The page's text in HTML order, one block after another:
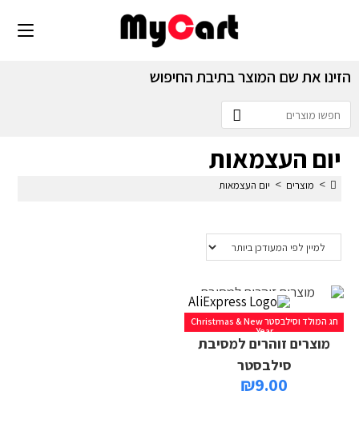
הזינו את שם המוצר בתיבת החיפוש
יום העצמאות
> מוצרים > יום העצמאות
חג המולד וסילבסטר Christmas & New
Year
מוצרים זוהרים למסיבת
סילבסטר
₪9.00